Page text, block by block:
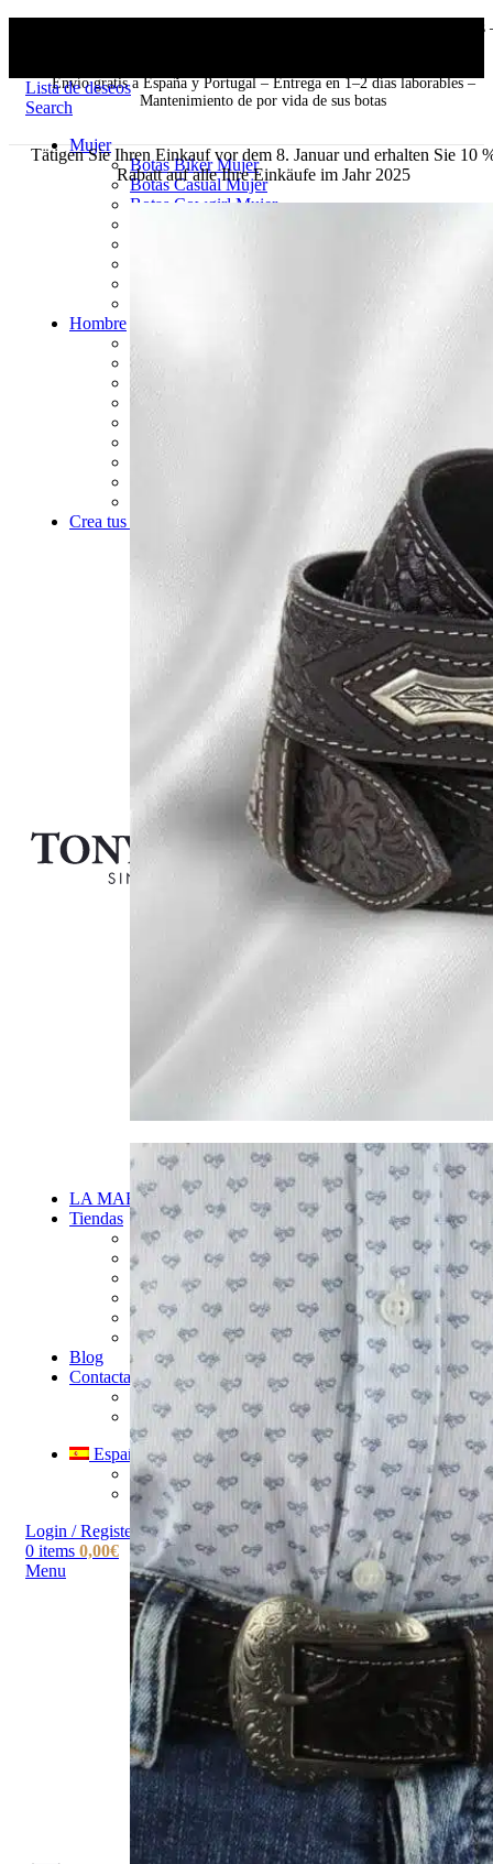
Envío gratis a España y Portugal – Entrega en 1–2 días laborables
Envío gratis a España y Portugal – Entrega en 1–2 días laborables –
Mantenimiento de por vida de sus botas
Lista de deseos
Search
Mujer
Botas Biker Mujer
Botas Casual Mujer
Botas Cowgirl Mujer
Hombre
Botas Casual Hombre
Botines Cowboy Hombre
Bandoleras
Crea tus botas
LA MARCA
Tiendas
Alaró Factory
Artà
Marbella
Puerto de Andratx
Santanyí
Palma
Blog
Contacta
¿Qué hacemos?
Contacta
Español
English
Deutsch
Login / Register
0 items 0,00€
Menu
Tätigen Sie Ihren Einkauf vor dem 8. Januar und erhalten Sie 10
Rabatt auf alle Ihre Einkäufe im Jahr 2025